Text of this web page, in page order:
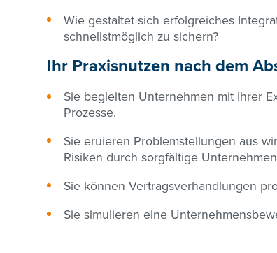
Wie gestaltet sich erfolgreiches
schnellstmöglich zu sichern?
Ihr Praxisnutzen nach dem
Sie begleiten Unternehmen mit Ihrer
Prozesse.
Sie eruieren Problemstellungen aus
Risiken durch sorgfältige
Sie können Vertragsverhandlungen
Sie simulieren eine